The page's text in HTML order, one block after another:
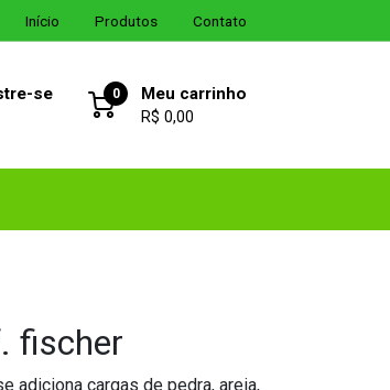
Início Produtos Contato
se 0 Meu carrinho
R$ 0,00
fischer
adiciona cargas de pedra, areia,